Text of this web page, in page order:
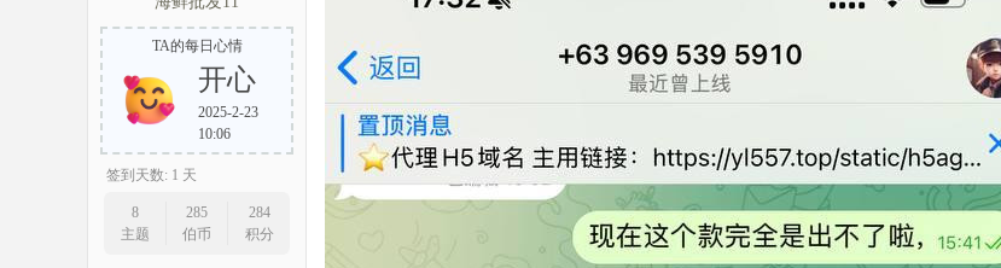
TA的每日心情
开心
2025-2-23
10:06
签到天数: 1 天
8
主题
285
伯币
284
积分